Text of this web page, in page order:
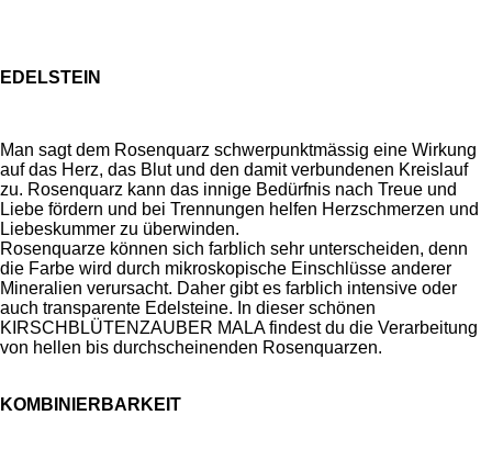
EDELSTEIN
Man sagt dem Rosenquarz schwerpunktmässig eine Wirkung
auf das Herz, das Blut und den damit verbundenen Kreislauf
zu. Rosenquarz kann das innige Bedürfnis nach Treue und
Liebe fördern und bei Trennungen helfen Herzschmerzen und
Liebeskummer zu überwinden.
Rosenquarze können sich farblich sehr unterscheiden, denn
die Farbe wird durch mikroskopische Einschlüsse anderer
Mineralien verursacht. Daher gibt es farblich intensive oder
auch transparente Edelsteine. In dieser schönen
KIRSCHBLÜTENZAUBER MALA findest du die Verarbeitung
von hellen bis durchscheinenden Rosenquarzen.
KOMBINIERBARKEIT